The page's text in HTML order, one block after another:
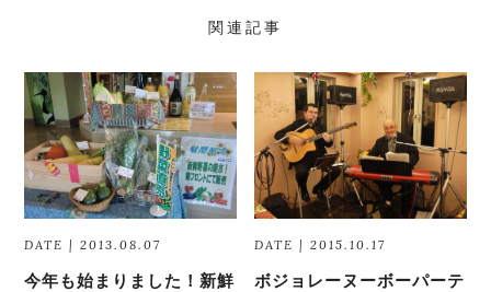
関連記事
DATE | 2013.08.07
今年も始まりました！新鮮
DATE | 2015.10.17
ボジョレーヌーボーパーテ